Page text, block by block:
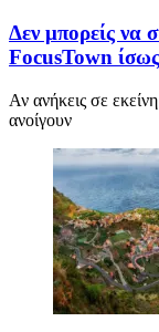
Δεν μπορείς να
FocusTown
Αν ανήκεις σε
ανοίγουν